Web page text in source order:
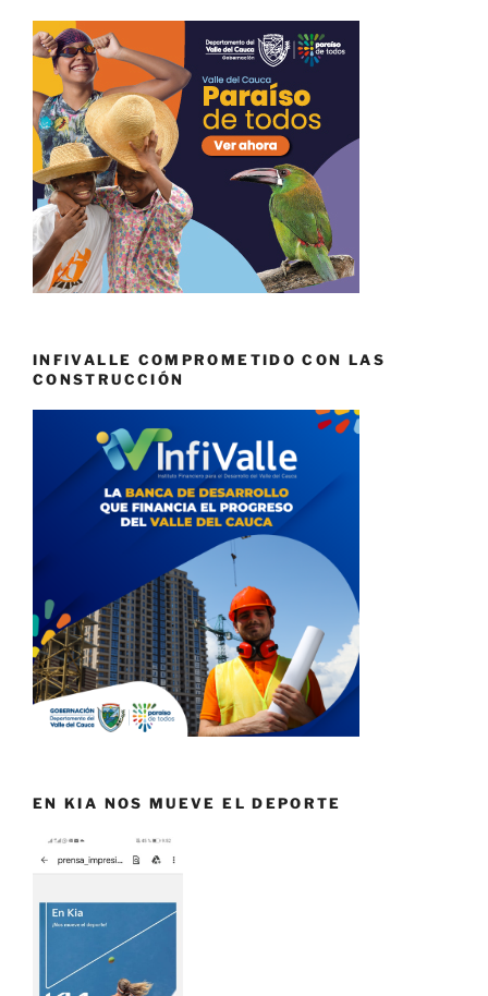
INFIVALLE COMPROMETIDO CON LAS
CONSTRUCCIÓN
EN KIA NOS MUEVE EL DEPORTE